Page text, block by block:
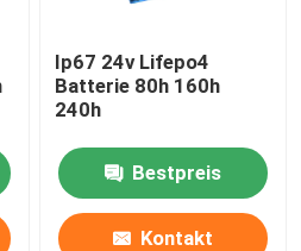
Ip67 24v Lifepo4
Batterie 80h 160h
240h
Bestpreis
Kontakt